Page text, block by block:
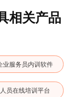
相关产品
业服务员内训软件
员在线培训平台